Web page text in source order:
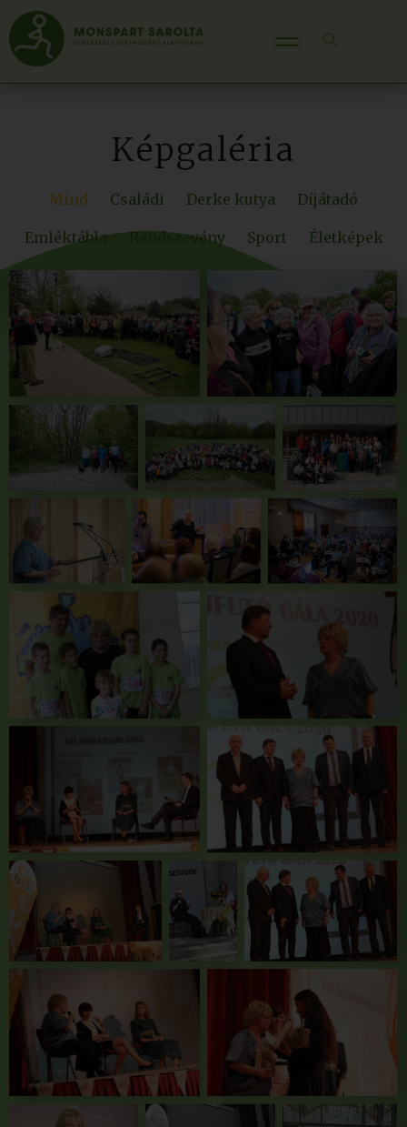
Képgaléria
Mind Családi Derke kutya Díjátadó
Emléktábla Rendszevény Sport Életképek